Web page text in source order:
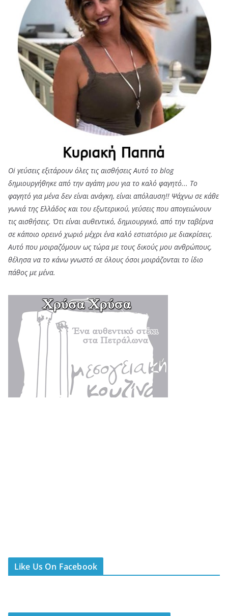
Oi γεύσεις εξιτάρουν όλες τις αισθήσεις Αυτό το blog
δημιουργήθηκε από την αγάπη μου για το καλό φαγητό... Tο
φαγητό για μένα δεν είναι ανάγκη, είναι απόλαυση!! Ψάχνω σε κάθε
γωνιά της Ελλάδος και του εξωτερικού, γεύσεις που απογειώνουν
τις αισθήσεις. Ότι είναι αυθεντικό, δημιουργικό, από την ταβέρνα
σε κάποιο ορεινό χωριό μέχρι ένα καλό εστιατόριο με διακρίσεις.
Αυτό που μοιραζόμουν ως τώρα με τους δικούς μου ανθρώπους,
θέλησα να το κάνω γνωστό σε όλους όσοι μοιράζονται το ίδιο
πάθος με μένα.